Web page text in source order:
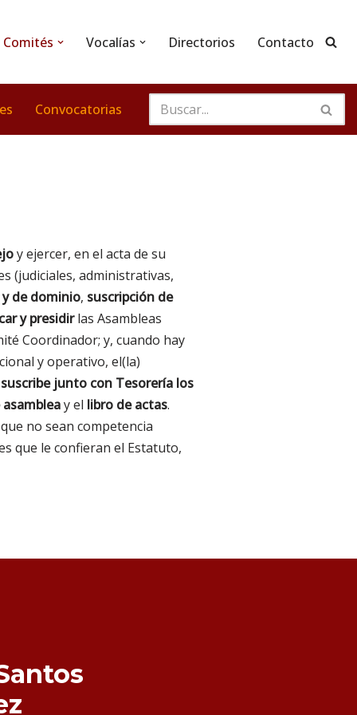
Comités Vocalías Directorios Contacto
Convocatorias
y ejercer, en el acta de su
(judiciales, administrativas,
de dominio, suscripción de
y presidirlas Asambleas
Coordinador; y, cuando hay
y operativo, el(la)
suscribe junto con Tesorería los
y el libro de actas.
no sean competencia
que le confieran el Estatuto,